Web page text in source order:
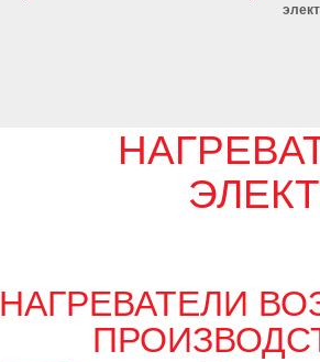
НАГРЕВАТЕЛИ